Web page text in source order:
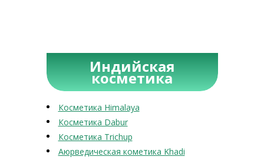
Индийская
косметика
Косметика Himalaya
Косметика Dabur
Косметика Trichup
Аюрведическая кометика Khadi